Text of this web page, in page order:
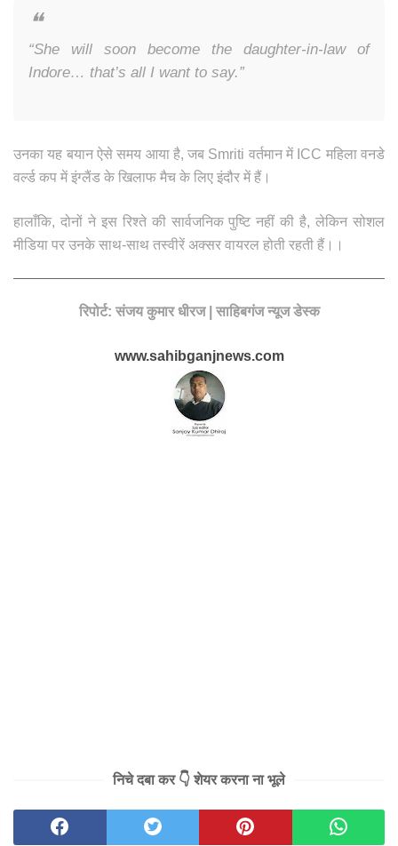
“She will soon become the daughter-in-law of
Indore… that’s all I want to say.”
उनका यह बयान ऐसे समय आया है, जब Smriti वर्तमान में ICC महिला वनडे
वर्ल्ड कप में इंग्लैंड के खिलाफ मैच के लिए इंदौर में हैं।
हालाँकि, दोनों ने इस रिश्ते की सार्वजनिक पुष्टि नहीं की है, लेकिन सोशल
मीडिया पर उनके साथ-साथ तस्वीरें अक्सर वायरल होती रहती हैं।।
रिपोर्ट: संजय कुमार धीरज | साहिबगंज न्यूज डेस्क
www.sahibganjnews.com
निचे दबा कर 👇 शेयर करना ना भूले